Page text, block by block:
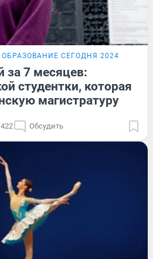
СЕГОДНЯ 2024
за 7 месяцев:
студентки, которая
магистратуру
Обсудить